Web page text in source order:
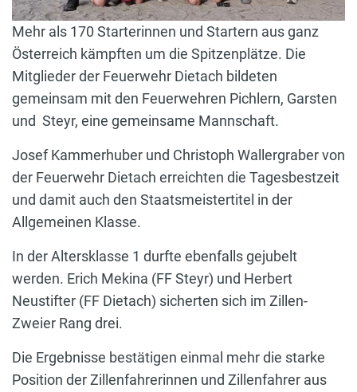
Mehr als 170 Starterinnen und Startern aus ganz
Österreich kämpften um die Spitzenplätze. Die
Mitglieder der Feuerwehr Dietach bildeten
gemeinsam mit den Feuerwehren Pichlern, Garsten
und Steyr, eine gemeinsame Mannschaft.
Josef Kammerhuber und Christoph Wallergraber von
der Feuerwehr Dietach erreichten die Tagesbestzeit
und damit auch den Staatsmeistertitel in der
Allgemeinen Klasse.
In der Altersklasse 1 durfte ebenfalls gejubelt
werden. Erich Mekina (FF Steyr) und Herbert
Neustifter (FF Dietach) sicherten sich im Zillen-
Zweier Rang drei.
Die Ergebnisse bestätigen einmal mehr die starke
Position der Zillenfahrerinnen und Zillenfahrer aus